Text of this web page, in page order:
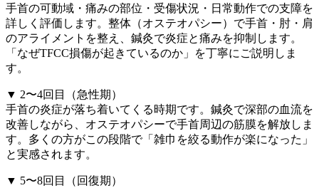
手首の可動域・痛みの部位・受傷状況・日常動作での支障を
詳しく評価します。整体（オステオパシー）で手首・肘・肩
のアライメントを整え、鍼灸で炎症と痛みを抑制します。
「なぜTFCC損傷が起きているのか」を丁寧にご説明しま
す。
▼ 2〜4回目（急性期）
手首の炎症が落ち着いてくる時期です。鍼灸で深部の血流を
改善しながら、オステオパシーで手首周辺の筋膜を解放しま
す。多くの方がこの段階で「雑巾を絞る動作が楽になった」
と実感されます。
▼ 5〜8回目（回復期）